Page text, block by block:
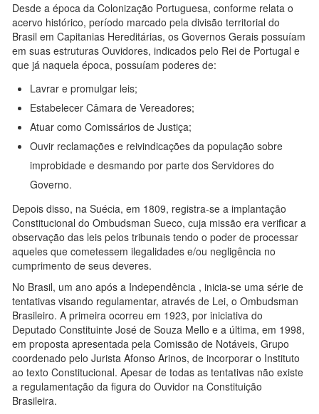
Desde a época da Colonização Portuguesa, conforme relata o
acervo histórico, período marcado pela divisão territorial do
Brasil em Capitanias Hereditárias, os Governos Gerais possuíam
em suas estruturas Ouvidores, indicados pelo Rei de Portugal e
que já naquela época, possuíam poderes de:
Lavrar e promulgar leis;
Estabelecer Câmara de Vereadores;
Atuar como Comissários de Justiça;
Ouvir reclamações e reivindicações da população sobre
improbidade e desmando por parte dos Servidores do
Governo.
Depois disso, na Suécia, em 1809, registra-se a implantação
Constitucional do Ombudsman Sueco, cuja missão era verificar a
observação das leis pelos tribunais tendo o poder de processar
aqueles que cometessem ilegalidades e/ou negligência no
cumprimento de seus deveres.
No Brasil, um ano após a Independência , inicia-se uma série de
tentativas visando regulamentar, através de Lei, o Ombudsman
Brasileiro. A primeira ocorreu em 1923, por iniciativa do
Deputado Constituinte José de Souza Mello e a última, em 1998,
em proposta apresentada pela Comissão de Notáveis, Grupo
coordenado pelo Jurista Afonso Arinos, de incorporar o Instituto
ao texto Constitucional. Apesar de todas as tentativas não existe
a regulamentação da figura do Ouvidor na Constituição
Brasileira.